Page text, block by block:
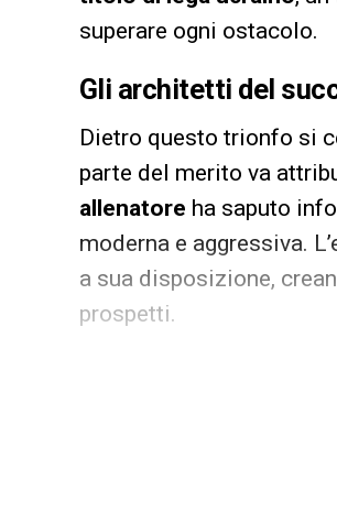
superare ogni ostacolo.
Gli architetti del
Dietro questo trionfo si
parte del merito va
allenatore ha saputo
moderna e aggressiva.
a sua disposizione,
prospetti.
Fondamentale è stato